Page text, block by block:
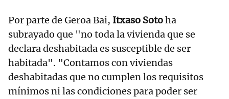
Por parte de Geroa Bai, Itxaso Sotoha
subrayado que "no toda la vivienda que se
declara deshabitada es susceptible de ser
habitada". "Contamos con viviendas
deshabitadas que no cumplen los requisitos
mínimos ni las condiciones para poder ser